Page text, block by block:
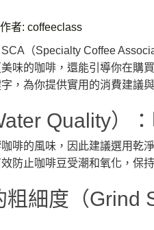
者: coffeeclass
（Specialty Coffee
味的咖啡，還能引導你在購
，為你提供實用的消費建議
Quality）
啡的風味，因此建議選用乾
防止咖啡豆受潮和氧化，保
粗細度（Grind